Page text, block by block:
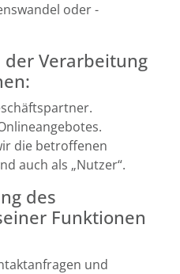
oder -
der Verarbeitung
die betroffenen
auch als „Nutzer“.
des
Funktionen
und